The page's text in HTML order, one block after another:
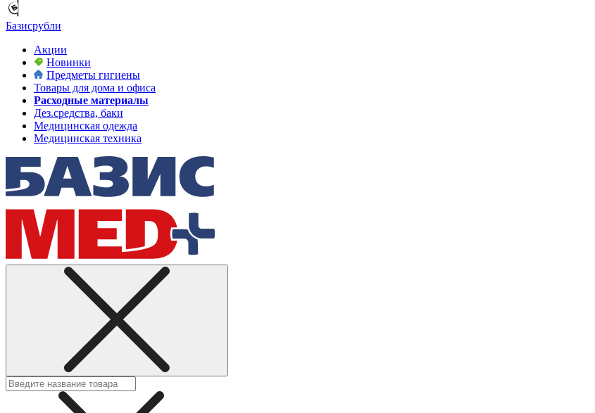
Базисрубли
Акции
Новинки
Предметы гигиены
Товары для дома и офиса
Расходные материалы
Дез.средства, баки
Медицинская одежда
Медицинская техника